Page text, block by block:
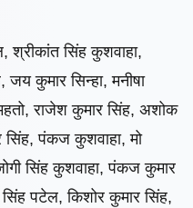
श्रीकांत सिंह कुशवाहा,
जय कुमार सिन्हा, मनीषा
राजेश कुमार सिंह, अशोक
पंकज कुशवाहा, मो
सिंह कुशवाहा, पंकज कुमार
पटेल, किशोर कुमार सिंह,